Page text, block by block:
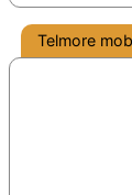
Telmore